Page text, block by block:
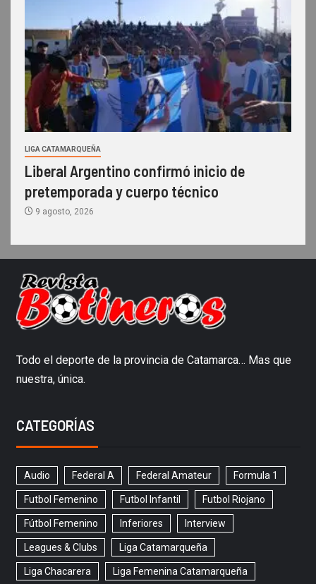
LIGA CATAMARQUEÑA
Liberal Argentino confirmó inicio de
pretemporada y cuerpo técnico
9 agosto, 2026
Todo el deporte de la provincia de Catamarca… Mas que
nuestra, única.
CATEGORÍAS
Audio Federal A Federal Amateur Formula 1
Futbol Femenino Futbol Infantil Futbol Riojano
Fútbol Femenino Inferiores Interview
Leagues & Clubs Liga Catamarqueña
Liga Chacarera Liga Femenina Catamarqueña